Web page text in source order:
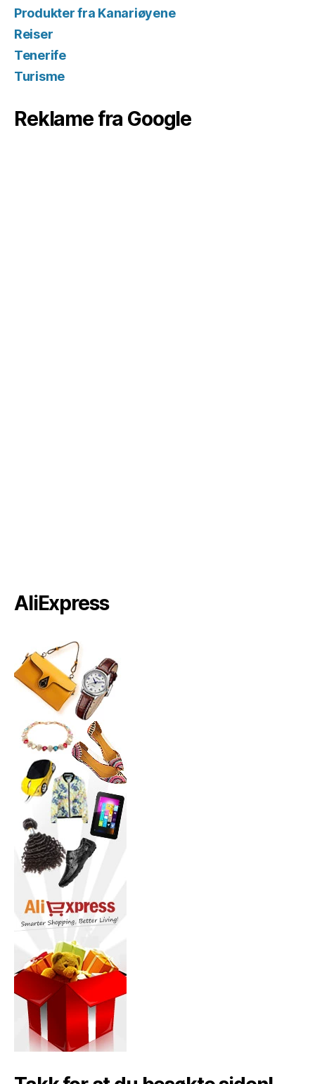
Produkter fra Kanariøyene
Reiser
Tenerife
Turisme
Reklame fra Google
AliExpress